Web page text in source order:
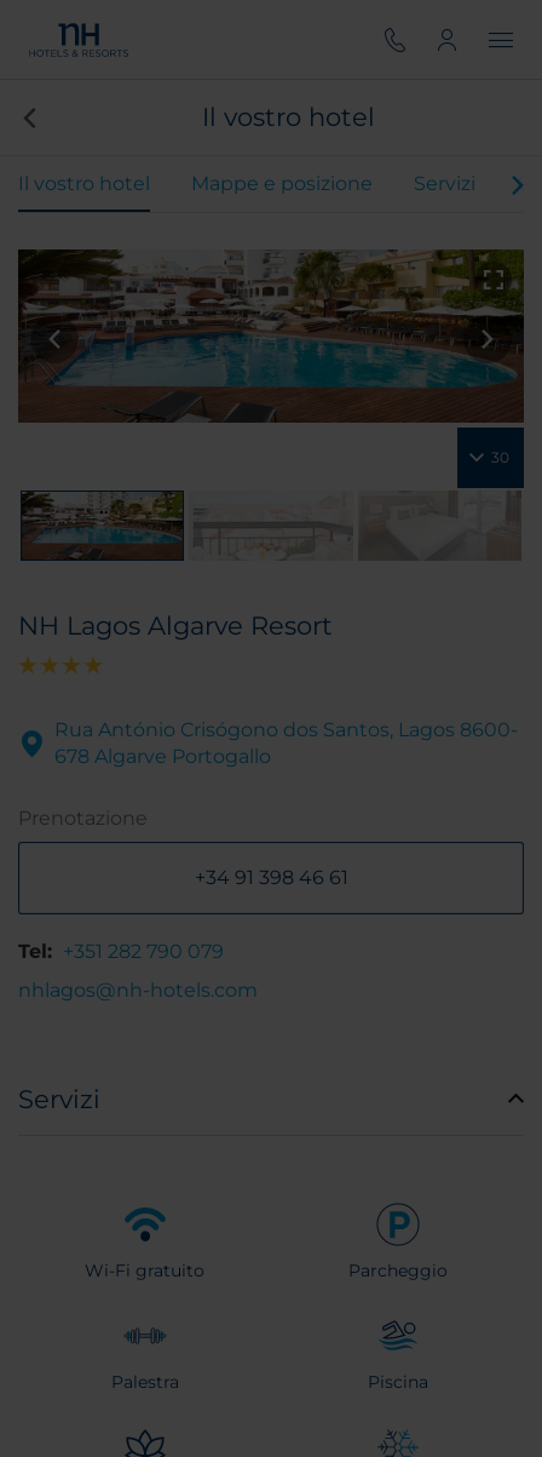
Il vostro hotel
Il vostro hotel Mappe e posizione Servizi
30
NH Lagos Algarve Resort
Rua António Crisógono dos Santos, Lagos 8600-
678 Algarve Portogallo
Prenotazione
+34 91 398 46 61
Tel: +351 282 790 079
nhlagos@nh-hotels.com
Servizi
Wi-Fi gratuito Parcheggio
Palestra Piscina